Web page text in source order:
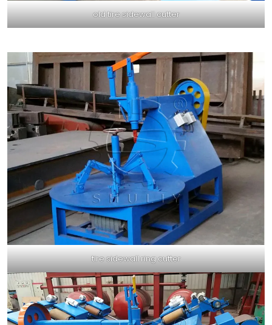
old tire sidewall cutter
tire sidewall ring cutter